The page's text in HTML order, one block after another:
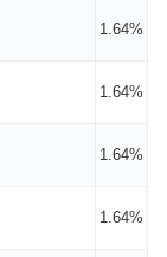
1.64%
1.64%
1.64%
1.64%